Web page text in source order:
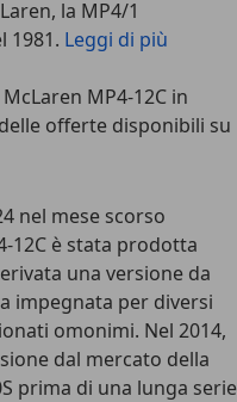
la MP4/1
1981. Leggi di più
MP4-12C in
offerte disponibili su
nel mese scorso
12C è stata prodotta
una versione da
impegnata per diversi
omonimi. Nel 2014,
dal mercato della
prima di una lunga serie